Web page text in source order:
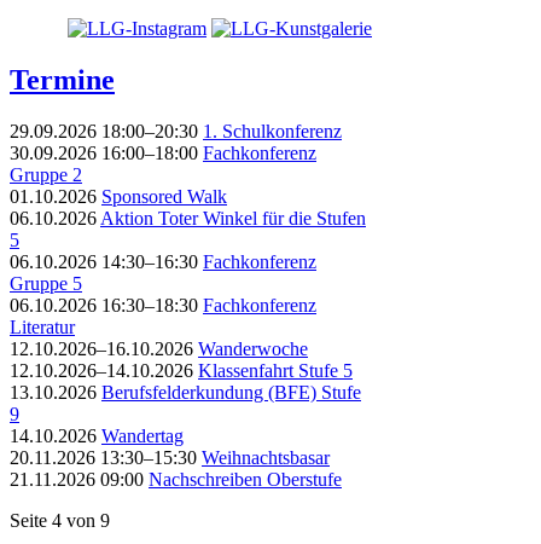
Termine
29.09.2026 18:00–20:30 1. Schulkonferenz
30.09.2026 16:00–18:00 Fachkonferenz
Gruppe 2
01.10.2026 Sponsored Walk
06.10.2026 Aktion Toter Winkel für die Stufen
5
06.10.2026 14:30–16:30 Fachkonferenz
Gruppe 5
06.10.2026 16:30–18:30 Fachkonferenz
Literatur
12.10.2026–16.10.2026 Wanderwoche
12.10.2026–14.10.2026 Klassenfahrt Stufe 5
13.10.2026 Berufsfelderkundung (BFE) Stufe
9
14.10.2026 Wandertag
20.11.2026 13:30–15:30 Weihnachtsbasar
21.11.2026 09:00 Nachschreiben Oberstufe
Seite 4 von 9